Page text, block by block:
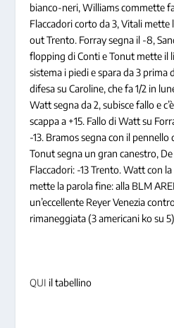
bianco-neri, Williams commette
Flaccadori corto da 3, Vitali mette
out Trento. Forray segna il -8,
flopping di Conti e Tonut mette il
sistema i piedi e spara da 3 prima
difesa su Caroline, che fa 1/2 in
Watt segna da 2, subisce fallo e
scappa a +15. Fallo di Watt su
-13. Bramos segna con il pennello
Tonut segna un gran canestro,
Flaccadori: -13 Trento. Watt con
mette la parola fine: alla BLM
un’eccellente Reyer Venezia
rimaneggiata (3 americani ko su
QUI il tabellino